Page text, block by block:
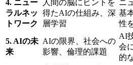
4. ニュー
ラルネッ
トワーク
人間の脳にヒントを
得たAIの仕組み、深
層学習
ニ
基
性
5. AIの未
来
AIの限界、社会への
影響、倫理的課題
AI
会
的